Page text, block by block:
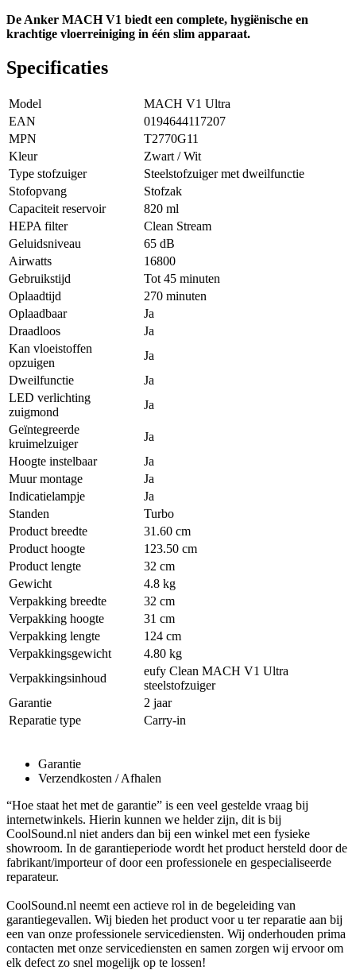
De Anker MACH V1 biedt een complete, hygiënische en
krachtige vloerreiniging in één slim apparaat.
Specificaties
Model
MACH V1 Ultra
EAN
0194644117207
MPN
T2770G11
Kleur
Zwart / Wit
Type stofzuiger
Steelstofzuiger met dweilfunctie
Stofopvang
Stofzak
Capaciteit reservoir
820 ml
HEPA filter
Clean Stream
Geluidsniveau
65 dB
Airwatts
16800
Gebruikstijd
Tot 45 minuten
Oplaadtijd
270 minuten
Oplaadbaar
Ja
Draadloos
Ja
Kan vloeistoffen
opzuigen
Ja
Dweilfunctie
Ja
LED verlichting
zuigmond
Ja
Geïntegreerde
kruimelzuiger
Ja
Hoogte instelbaar
Ja
Muur montage
Ja
Indicatielampje
Ja
Standen
Turbo
Product breedte
31.60 cm
Product hoogte
123.50 cm
Product lengte
32 cm
Gewicht
4.8 kg
Verpakking breedte
32 cm
Verpakking hoogte
31 cm
Verpakking lengte
124 cm
Verpakkingsgewicht
4.80 kg
Verpakkingsinhoud
eufy Clean MACH V1 Ultra
steelstofzuiger
Garantie
2 jaar
Reparatie type
Carry-in
Garantie
Verzendkosten / Afhalen
“Hoe staat het met de garantie” is een veel gestelde vraag bij
internetwinkels. Hierin kunnen we helder zijn, dit is bij
CoolSound.nl niet anders dan bij een winkel met een fysieke
showroom. In de garantieperiode wordt het product hersteld door de
fabrikant/importeur of door een professionele en gespecialiseerde
reparateur.
CoolSound.nl neemt een actieve rol in de begeleiding van
garantiegevallen. Wij bieden het product voor u ter reparatie aan bij
een van onze professionele servicediensten. Wij onderhouden prima
contacten met onze servicediensten en samen zorgen wij ervoor om
elk defect zo snel mogelijk op te lossen!